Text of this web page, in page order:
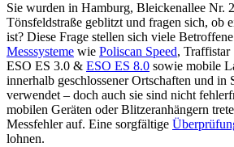
Sie wurden in Hamburg, Bleickenallee Nr.
Tönsfeldstraße geblitzt und fragen sich, ob
ist? Diese Frage stellen sich viele
Messsysteme wie Poliscan Speed, Traffistar
ESO ES 3.0 & ESO ES 8.0 sowie mobile
innerhalb geschlossener Ortschaften und in
verwendet – doch auch sie sind nicht
mobilen Geräten oder Blitzeranhängern
Messfehler auf. Eine sorgfältige
lohnen.